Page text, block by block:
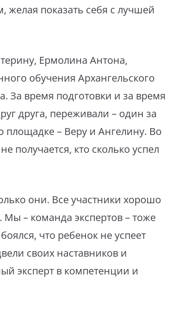
желая показать себя с лучшей
Ермолина Антона,
обучения Архангельского
За время подготовки и за время
друга, переживали – один за
площадке – Веру и Ангелину. Во
получается, кто сколько успел
они. Все участники хорошо
– команда экспертов – тоже
что ребенок не успеет
своих наставников и
эксперт в компетенции и